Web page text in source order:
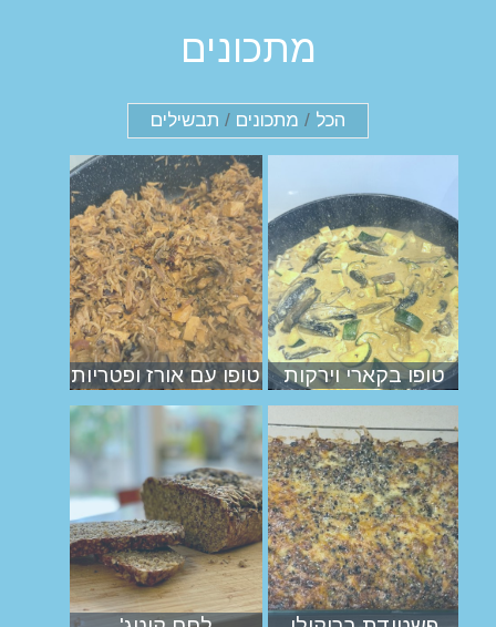
מתכונים
הכל / מתכונים / תבשילים
טופו בקארי וירקות טופו עם אורז ופטריות